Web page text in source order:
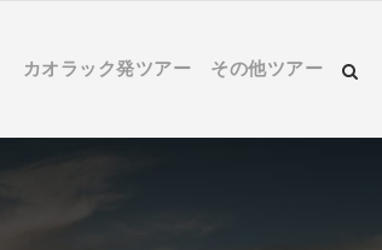
カオラック発ツアー
その他ツアー